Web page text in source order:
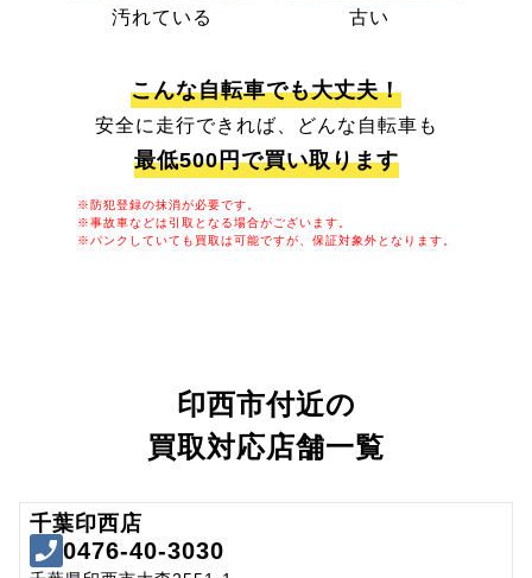
汚れている 古い
こんな自転車でも大丈夫！
安全に走行できれば、どんな自転車も
最低500円で買い取ります
※防犯登録の抹消が必要です。
※事故車などは引取となる場合がございます。
※パンクしていても買取は可能ですが、保証対象外となります。
印西市付近の
買取対応店舗一覧
千葉印西店
0476-40-3030